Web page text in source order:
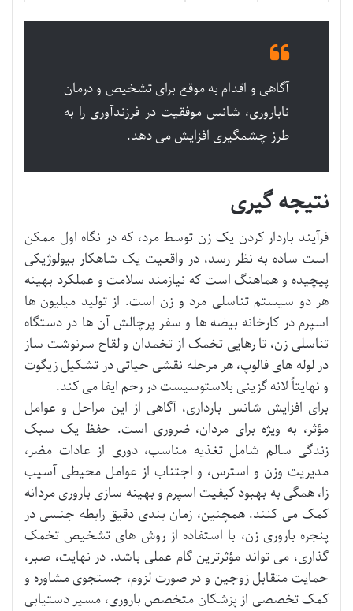
آگاهی و اقدام به موقع برای تشخیص و درمان
ناباروری، شانس موفقیت در فرزندآوری را به
طرز چشمگیری افزایش می دهد.
نتیجه گیری
فرآیند باردار کردن یک زن توسط مرد، که در نگاه اول ممکن
است ساده به نظر رسد، در واقعیت یک شاهکار بیولوژیکی
پیچیده و هماهنگ است که نیازمند سلامت و عملکرد بهینه
هر دو سیستم تناسلی مرد و زن است. از تولید میلیون ها
اسپرم در کارخانه بیضه ها و سفر پرچالش آن ها در دستگاه
تناسلی زن، تا رهایی تخمک از تخمدان و لقاح سرنوشت ساز
در لوله های فالوپ، هر مرحله نقشی حیاتی در تشکیل زیگوت
و نهایتاً لانه گزینی بلاستوسیست در رحم ایفا می کند.
برای افزایش شانس بارداری، آگاهی از این مراحل و عوامل
مؤثر، به ویژه برای مردان، ضروری است. حفظ یک سبک
زندگی سالم شامل تغذیه مناسب، دوری از عادات مضر،
مدیریت وزن و استرس، و اجتناب از عوامل محیطی آسیب
زا، همگی به بهبود کیفیت اسپرم و بهینه سازی باروری مردانه
کمک می کنند. همچنین، زمان بندی دقیق رابطه جنسی در
پنجره باروری زن، با استفاده از روش های تشخیص تخمک
گذاری، می تواند مؤثرترین گام عملی باشد. در نهایت، صبر،
حمایت متقابل زوجین و در صورت لزوم، جستجوی مشاوره و
کمک تخصصی از پزشکان متخصص باروری، مسیر دستیابی